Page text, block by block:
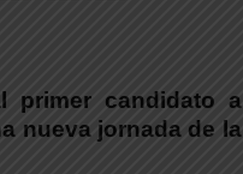
primer candidato a
nueva jornada de la